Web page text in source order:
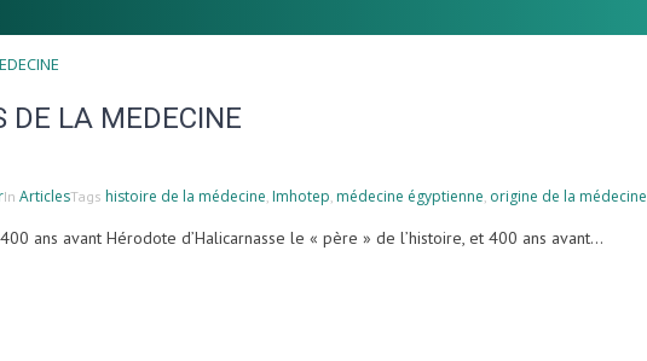
DE LA MEDECINE
In ArticlesTags histoire de la médecine Imhotep médecine égyptienne origine de la médecine
ans avant Hérodote d’Halicarnasse le « père » de l’histoire, et 400 ans avant...